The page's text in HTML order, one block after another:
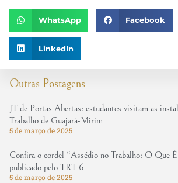
Outras Postagens
JT de Portas Abertas: estudantes visitam as
Trabalho de Guajará-Mirim
5 de março de 2025
Confira o cordel “Assédio no Trabalho: O Que
publicado pelo TRT-6
5 de março de 2025
WhatsApp Facebook
LinkedIn